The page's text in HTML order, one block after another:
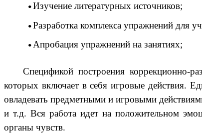
Изучение литературных источников;
Разработка комплекса упражнений для
Апробация упражнений на занятиях;
Спецификой построения коррекционно-
которых включает в себя игровые действия.
овладевать предметными и игровыми
и т.д. Вся работа идет на положительном
органы чувств.